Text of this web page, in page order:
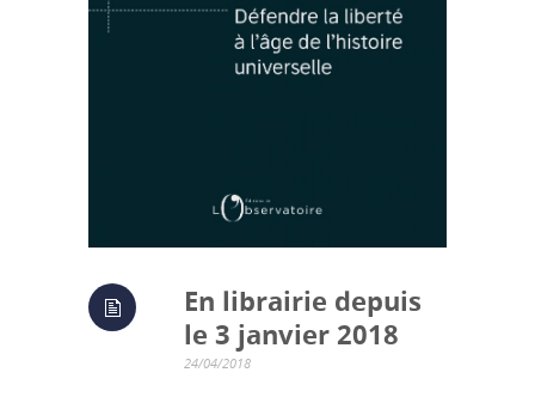
En librairie depuis
le 3 janvier 2018
24/04/2018